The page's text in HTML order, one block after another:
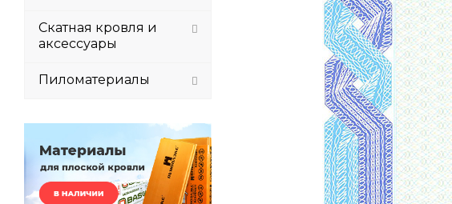
Скатная кровля и
аксессуары
Пиломатериалы